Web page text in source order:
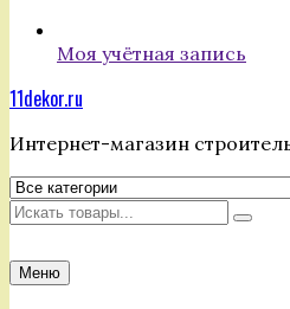
Моя учётная запись
11dekor.ru
Интернет-магазин
Искать
Меню